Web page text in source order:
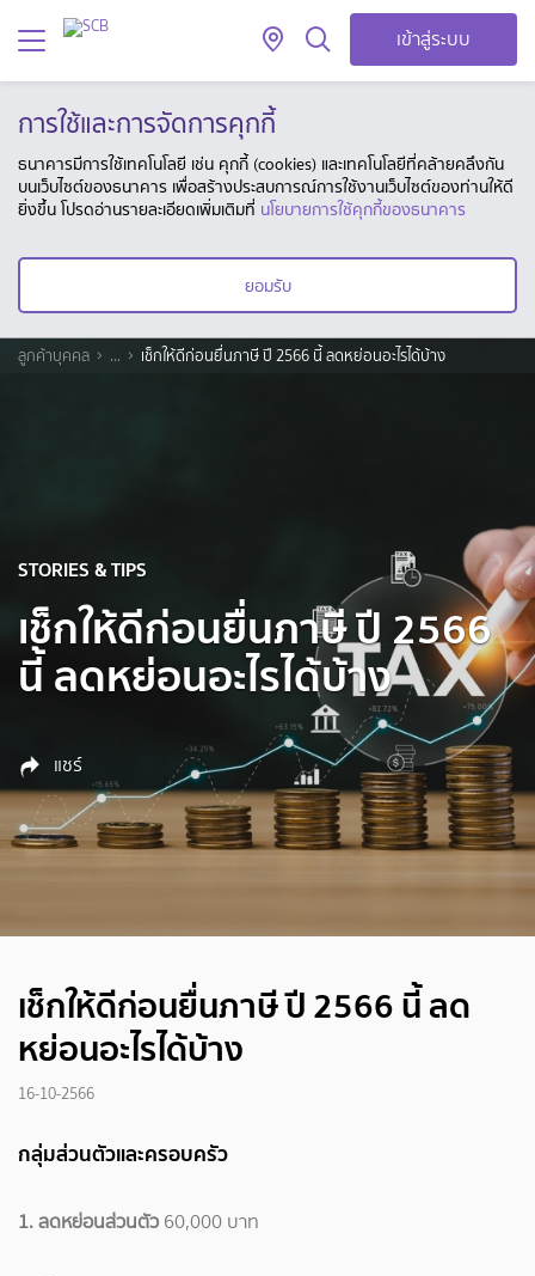
เข้าสู่ระบบ
การใช้และการจัดการคุกกี้
ธนาคารมีการใช้เทคโนโลยี เช่น คุกกี้ (cookies) และเทคโนโลยีที่คล้ายคลึงกัน
บนเว็บไซต์ของธนาคาร เพื่อสร้างประสบการณ์การใช้งานเว็บไซต์ของท่านให้ดี
ยิ่งขึ้น โปรดอ่านรายละเอียดเพิ่มเติมที่ นโยบายการใช้คุกกี้ของธนาคาร
ยอมรับ
ลูกค้าบุคคล ... เช็กให้ดีก่อนยื่นภาษี ปี 2566 นี้ ลดหย่อนอะไรได้บ้าง
STORIES & TIPS
เช็กให้ดีก่อนยื่นภาษี ปี 2566
นี้ ลดหย่อนอะไรได้บ้าง
แชร์
เช็กให้ดีก่อนยื่นภาษี ปี 2566 นี้ ลด
หย่อนอะไรได้บ้าง
16-10-2566
กลุ่มส่วนตัวและครอบครัว
1. ลดหย่อนส่วนตัว 60,000 บาท